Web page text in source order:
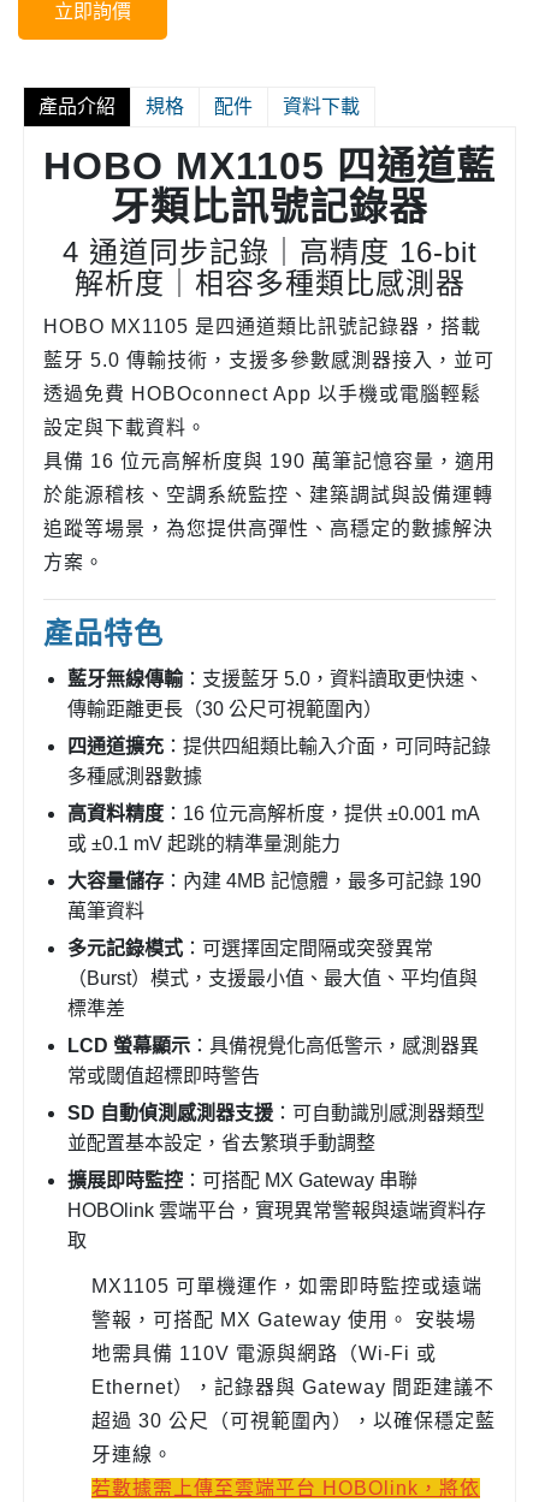
立即詢價
產品介紹 規格 配件 資料下載
HOBO MX1105 四通道藍
牙類比訊號記錄器
4 通道同步記錄｜高精度 16-bit
解析度｜相容多種類比感測器
HOBO MX1105 是四通道類比訊號記錄器，搭載
藍牙 5.0 傳輸技術，支援多參數感測器接入，並可
透過免費 HOBOconnect App 以手機或電腦輕鬆
設定與下載資料。
具備 16 位元高解析度與 190 萬筆記憶容量，適用
於能源稽核、空調系統監控、建築調試與設備運轉
追蹤等場景，為您提供高彈性、高穩定的數據解決
方案。
產品特色
藍牙無線傳輸：支援藍牙 5.0，資料讀取更快速、
傳輸距離更長（30 公尺可視範圍內）
四通道擴充 ：提供四組類比輸入介面，可同時記錄
多種感測器數據
高資料精度 ：16 位元高解析度，提供 ±0.001 mA
或 ±0.1 mV 起跳的精準量測能力
大容量儲存 ：內建 4MB 記憶體，最多可記錄 190
萬筆資料
多元記錄模式 ：可選擇固定間隔或突發異常
（Burst）模式，支援最小值、最大值、平均值與
標準差
LCD 螢幕顯示 ：具備視覺化高低警示，感測器異
常或閾值超標即時警告
SD 自動偵測感測器支援 ：可自動識別感測器類型
並配置基本設定，省去繁瑣手動調整
擴展即時監控 ：可搭配 MX Gateway 串聯
HOBOlink 雲端平台，實現異常警報與遠端資料存
取
MX1105 可單機運作，如需即時監控或遠端
警報，可搭配 MX Gateway 使用。 安裝場
地需具備 110V 電源與網路（Wi-Fi 或
Ethernet），記錄器與 Gateway 間距建議不
超過 30 公尺（可視範圍內），以確保穩定藍
牙連線。
若數據需上傳至雲端平台 HOBOlink，將依